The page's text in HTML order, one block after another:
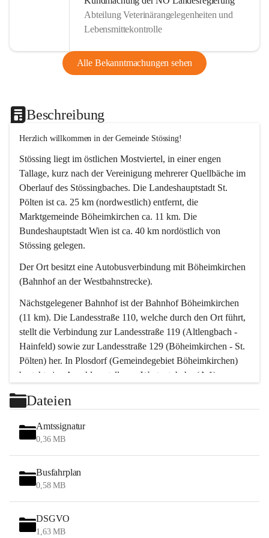
Abteilung Veterinärangelegenheiten und
Lebensmittekontrolle
Alle Bekanntmachungen sehen
Beschreibung
Herzlich willkommen in der Gemeinde Stössing!
Stössing liegt im östlichen Mostviertel, in einer engen
Tallage, kurz nach der Vereinigung mehrerer Quellbäche im
Oberlauf des Stössingbaches. Die Landeshauptstadt St.
Pölten ist ca. 25 km (nordwestlich) entfernt, die
Marktgemeinde Böheimkirchen ca. 11 km. Die
Bundeshauptstadt Wien ist ca. 40 km nordöstlich von
Stössing gelegen.
Der Ort besitzt eine Autobusverbindung mit Böheimkirchen
(Bahnhof an der Westbahnstrecke).
Nächstgelegener Bahnhof ist der Bahnhof Böheimkirchen
(11 km). Die Landesstraße 110, welche durch den Ort führt,
stellt die Verbindung zur Landesstraße 119 (Altlengbach -
Hainfeld) sowie zur Landesstraße 129 (Böheimkirchen - St.
Pölten) her. In Plosdorf (Gemeindegebiet Böheimkirchen)
besteht eine Anschlussstelle zur Westautobahn (A 1).
Wien erreicht man in ca. 45 Minuten.
Stössing zählt noch zum Naherholungsraum Wien sowie
zum Naherholungsraum St. Pölten. Viele Bauernhöfe hatten
„ihre Wiener“. Seit 1960 bauten viele Wiener
Wochenendhäuser im Gemeindegebiet. Wegen des
waldreichen Jagdgebietes haben viele Jagdpächter ihre
Das Wandern ist aus touristischer Sicht die bedeutendste
Tätigkeit. Das hügelige Gebiet mit Wanderwegen durch
Dateien
Amtssignatur
0,36 MB
Busfahrplan
0,58 MB
DSGVO
1,63 MB